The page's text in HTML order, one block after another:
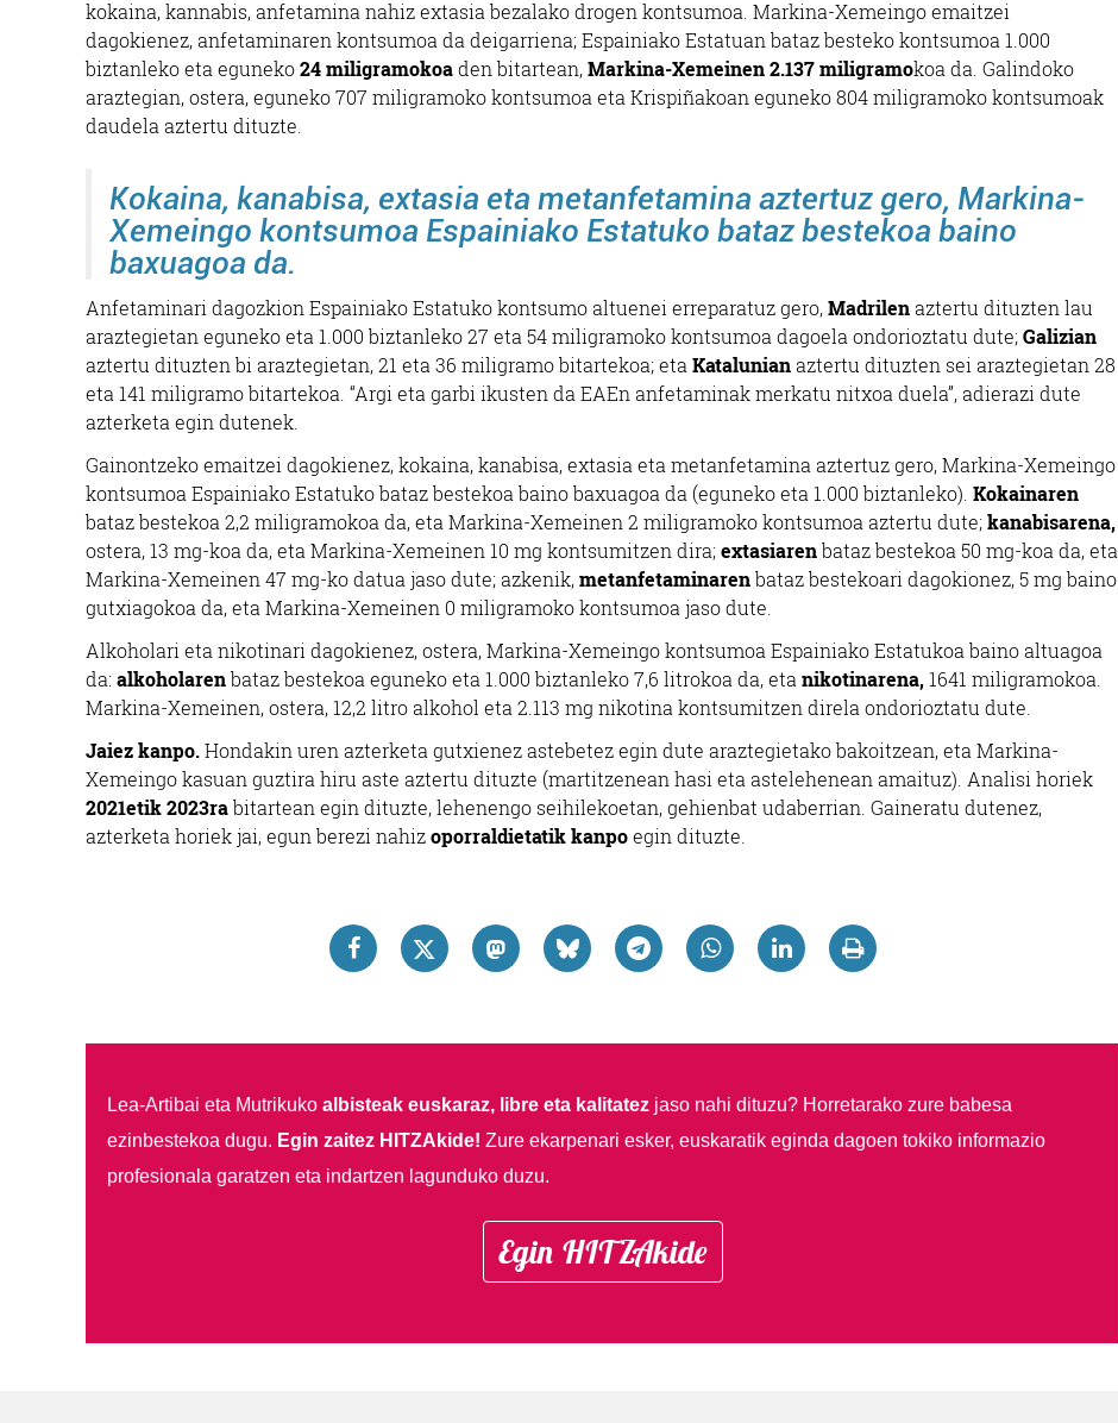
kokaina, kannabis, anfetamina nahiz extasia bezalako drogen kontsumoa. Markina-Xemeingo emaitzei
dagokienez, anfetaminaren kontsumoa da deigarriena; Espainiako Estatuan bataz besteko kontsumoa 1.000
biztanleko eta eguneko24 miligramokoaden bitartean,Markina-Xemeinen 2.137 miligramokoa da. Galindoko
araztegian, ostera, eguneko 707 miligramoko kontsumoa eta Krispiñakoan eguneko 804 miligramoko kontsumoak
daudela aztertu dituzte.
Kokaina, kanabisa, extasia eta metanfetamina aztertuz gero, Markina-
Xemeingo kontsumoa Espainiako Estatuko bataz bestekoa baino
baxuagoa da.
Anfetaminari dagozkion Espainiako Estatuko kontsumo altuenei erreparatuz gero,Madrilenaztertu dituzten lau
araztegietan eguneko eta 1.000 biztanleko 27 eta 54 miligramoko kontsumoa dagoela ondorioztatu dute;Galizian
aztertu dituzten bi araztegietan, 21 eta 36 miligramo bitartekoa; eta Katalunianaztertu dituzten sei araztegietan 28
eta 141 miligramo bitartekoa. “Argi eta garbi ikusten da EAEn anfetaminak merkatu nitxoa duela”, adierazi dute
azterketa egin dutenek.
Gainontzeko emaitzei dagokienez, kokaina, kanabisa, extasia eta metanfetamina aztertuz gero, Markina-Xemeingo
kontsumoa Espainiako Estatuko bataz bestekoa baino baxuagoa da (eguneko eta 1.000 biztanleko). Kokainaren
bataz bestekoa 2,2 miligramokoa da, eta Markina-Xemeinen 2 miligramoko kontsumoa aztertu dute;kanabisarena,
ostera, 13 mg-koa da, eta Markina-Xemeinen 10 mg kontsumitzen dira;extasiarenbataz bestekoa 50 mg-koa da, eta
Markina-Xemeinen 47 mg-ko datua jaso dute; azkenik,metanfetaminarenbataz bestekoari dagokionez, 5 mg baino
gutxiagokoa da, eta Markina-Xemeinen 0 miligramoko kontsumoa jaso dute.
Alkoholari eta nikotinari dagokienez, ostera, Markina-Xemeingo kontsumoa Espainiako Estatukoa baino altuagoa
da: alkoholarenbataz bestekoa eguneko eta 1.000 biztanleko 7,6 litrokoa da, eta nikotinarena,1641 miligramokoa.
Markina-Xemeinen, ostera, 12,2 litro alkohol eta 2.113 mg nikotina kontsumitzen direla ondorioztatu dute.
Jaiez kanpo.Hondakin uren azterketa gutxienez astebetez egin dute araztegietako bakoitzean, eta Markina-
Xemeingo kasuan guztira hiru aste aztertu dituzte (martitzenean hasi eta astelehenean amaituz). Analisi horiek
2021etik 2023rabitartean egin dituzte, lehenengo seihilekoetan, gehienbat udaberrian. Gaineratu dutenez,
azterketa horiek jai, egun berezi nahizoporraldietatik kanpoegin dituzte.
Lea-Artibai eta Mutrikuko albisteak euskaraz, libre eta kalitatezjaso nahi dituzu? Horretarako zure babesa
ezinbestekoa dugu. Egin zaitez HITZAkide! Zure ekarpenari esker, euskaratik eginda dagoen tokiko informazio
profesionala garatzen eta indartzen lagunduko duzu.
Egin HITZAkide